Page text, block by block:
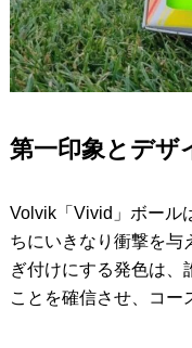
第一印象とデザ
Volvik「Vivid」ボール
ちにいきなり衝撃を与
ぎ付けにする発色は、
ことを確信させ、コー